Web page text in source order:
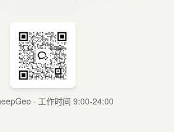
· 工作时间 9:00-24:00